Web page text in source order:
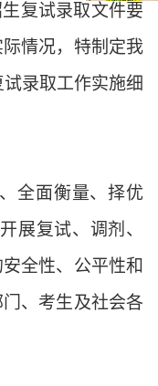
复试录取文件要
情况，特制定我
录取工作实施细
全面衡量、择优
展复试、调剂、
全性、公平性和
、考生及社会各